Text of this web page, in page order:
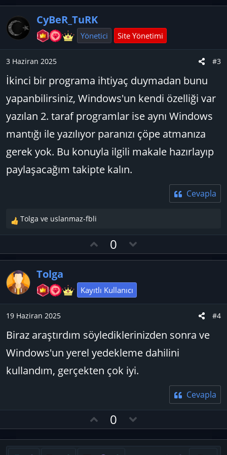
l
e
a n
v
o
e
CyBeR_TuRK
Yönetici Site Yönetimi
3 Haziran 2025 #3
İkinci bir programa ihtiyaç duymadan bunu
yapanbilirsiniz, Windows'un kendi özelliği var
yazılan 2. taraf programlar ise aynı Windows
mantığı ile yazılıyor paranızı çöpe atmanıza
gerek yok. Bu konuyla ilgili makale hazırlayıp
paylaşacağım takipte kalın.
Cevapla
T
e
k
l
e
Tolga ve uslanmaz-fbli
O
y
a
0
o
o
e
Tolga
Kayıtlı Kullanıcı
19 Haziran 2025 #4
Biraz araştırdım söylediklerinizden sonra ve
Windows'un yerel yedekleme dahilini
kullandım, gerçekten çok iyi.
Cevapla
O
y
l
0
o
w